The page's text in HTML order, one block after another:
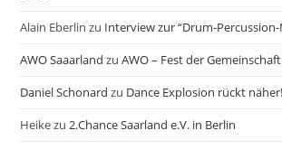
Alain Eberlin zu Interview zur “Drum-
AWO Saaarland zuAWO – Fest der Gemeinschaft
Daniel Schonard zu Dance Explosion rückt näher!
Heikezu2.Chance Saarland e.V. in Berlin